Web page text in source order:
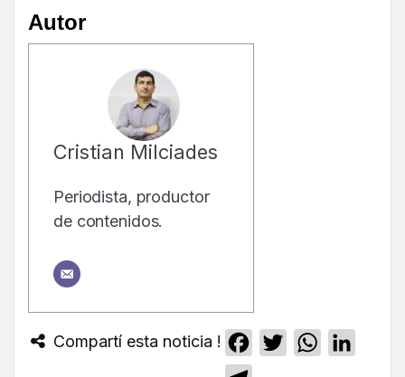
Autor
Cristian Milciades
Periodista, productor
de contenidos.
Compartí esta noticia ! Facebook
TwitterWhatsApp